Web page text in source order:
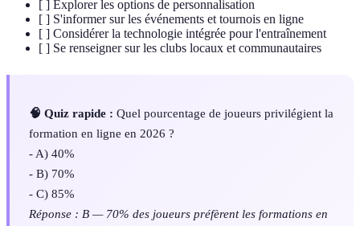
[ ] Explorer les options de personnalisation
[ ] S'informer sur les événements et tournois en ligne
[ ] Considérer la technologie intégrée pour l'entraînement
[ ] Se renseigner sur les clubs locaux et communautaires
🧠 Quiz rapide : Quel pourcentage de joueurs privilégient la
formation en ligne en 2026 ?
- A) 40%
- B) 70%
- C) 85%
Réponse : B — 70% des joueurs préfèrent les formations en